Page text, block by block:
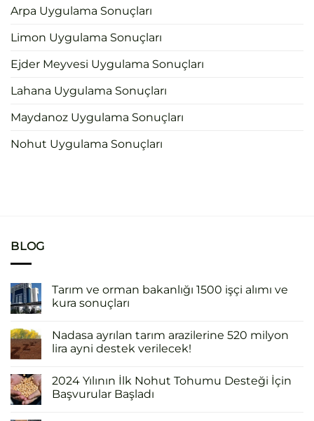
Arpa Uygulama Sonuçları
Limon Uygulama Sonuçları
Ejder Meyvesi Uygulama Sonuçları
Lahana Uygulama Sonuçları
Maydanoz Uygulama Sonuçları
Nohut Uygulama Sonuçları
BLOG
Tarım ve orman bakanlığı 1500 işçi alımı ve
kura sonuçları
Nadasa ayrılan tarım arazilerine 520 milyon
lira ayni destek verilecek!
2024 Yılının İlk Nohut Tohumu Desteği İçin
Başvurular Başladı